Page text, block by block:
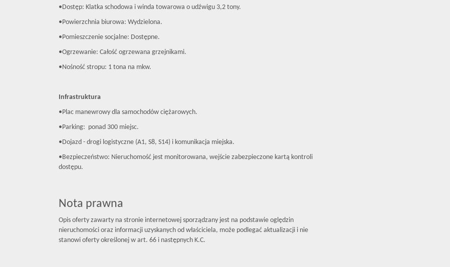
•Dostęp: Klatka schodowa i winda towarowa o udźwigu 3,2 tony.
•Powierzchnia biurowa: Wydzielona.
•Pomieszczenie socjalne: Dostępne.
•Ogrzewanie: Całość ogrzewana grzejnikami.
•Nośność stropu: 1 tona na mkw.
Infrastruktura
•Plac manewrowy dla samochodów ciężarowych.
•Parking: ponad 300 miejsc.
•Dojazd - drogi logistyczne (A1, S8, S14) i komunikacja miejska.
•Bezpieczeństwo: Nieruchomość jest monitorowana, wejście zabezpieczone kartą kontroli
dostępu.
Nota prawna
Opis oferty zawarty na stronie internetowej sporządzany jest na podstawie oględzin
nieruchomości oraz informacji uzyskanych od właściciela, może podlegać aktualizacji i nie
stanowi oferty określonej w art. 66 i następnych K.C.